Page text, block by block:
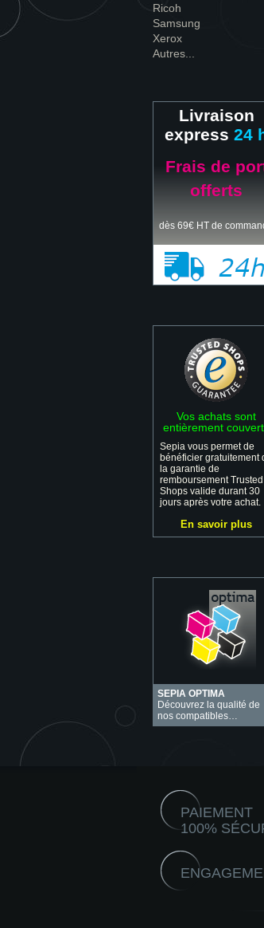
Ricoh
Samsung
Xerox
Autres...
Livraison
express 24
Frais de
offerts
dès 69€ HT de
Vos achats sont
entièrement
Sepia vous permet de
bénéficier gratuitement
la garantie de
remboursement Trusted
Shops valide durant 30
jours après votre achat.
En savoir plus
SEPIA OPTIMA
Découvrez la qualité de
nos compatibles…
PAIEMENT
100%